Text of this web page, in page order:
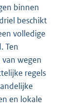
binnen
beschikt
volledige
Ten
wegen
regels
en lokale